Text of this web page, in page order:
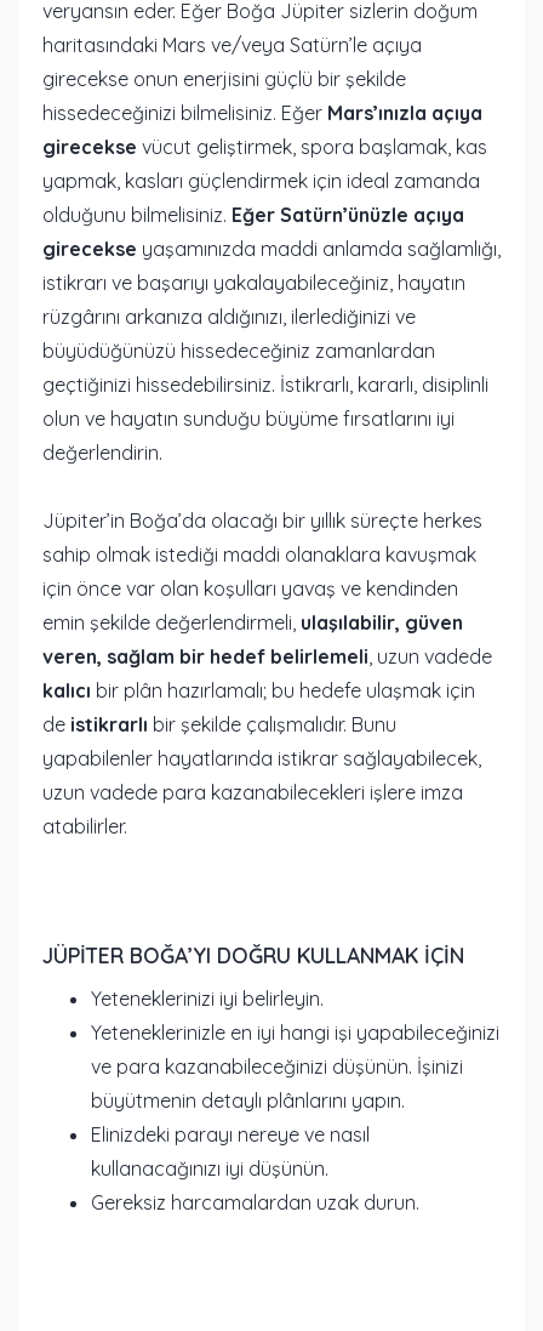
veryansın eder. Eğer Boğa Jüpiter sizlerin doğum
haritasındaki Mars ve/veya Satürn’le açıya
girecekse onun enerjisini güçlü bir şekilde
hissedeceğinizi bilmelisiniz. Eğer Mars’ınızla açıya
girecekse vücut geliştirmek, spora başlamak, kas
yapmak, kasları güçlendirmek için ideal zamanda
olduğunu bilmelisiniz. Eğer Satürn’ünüzle açıya
girecekse yaşamınızda maddi anlamda sağlamlığı,
istikrarı ve başarıyı yakalayabileceğiniz, hayatın
rüzgârını arkanıza aldığınızı, ilerlediğinizi ve
büyüdüğünüzü hissedeceğiniz zamanlardan
geçtiğinizi hissedebilirsiniz. İstikrarlı, kararlı, disiplinli
olun ve hayatın sunduğu büyüme fırsatlarını iyi
değerlendirin.
Jüpiter’in Boğa’da olacağı bir yıllık süreçte herkes
sahip olmak istediği maddi olanaklara kavuşmak
için önce var olan koşulları yavaş ve kendinden
emin şekilde değerlendirmeli, ulaşılabilir, güven
veren, sağlam bir hedef belirlemeli , uzun vadede
kalıcı bir plân hazırlamalı; bu hedefe ulaşmak için
de istikrarlı bir şekilde çalışmalıdır. Bunu
yapabilenler hayatlarında istikrar sağlayabilecek,
uzun vadede para kazanabilecekleri işlere imza
atabilirler.
JÜPİTER BOĞA’YI DOĞRU KULLANMAK İÇİN
Yeteneklerinizi iyi belirleyin.
Yeteneklerinizle en iyi hangi işi yapabileceğinizi
ve para kazanabileceğinizi düşünün. İşinizi
büyütmenin detaylı plânlarını yapın.
Elinizdeki parayı nereye ve nasıl
kullanacağınızı iyi düşünün.
Gereksiz harcamalardan uzak durun.